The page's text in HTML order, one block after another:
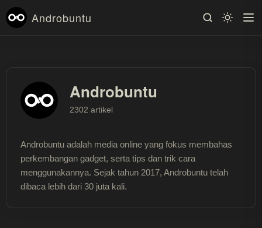
Androbuntu
Androbuntu
2302 artikel
Androbuntu adalah media online yang fokus membahas
perkembangan gadget, serta tips dan trik cara
menggunakannya. Sejak tahun 2017, Androbuntu telah
dibaca lebih dari 30 juta kali.